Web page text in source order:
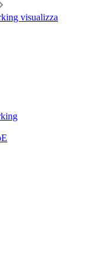
visualizza